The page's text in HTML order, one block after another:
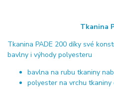
Tkanina
Tkanina PADE 200 díky své
bavlny i výhody polyesteru
bavlna na rubu tkaniny
polyester na vrchu